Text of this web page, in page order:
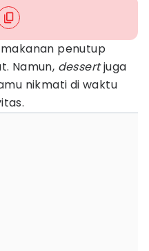
penutup
Namun, dessertjuga
nikmati di waktu